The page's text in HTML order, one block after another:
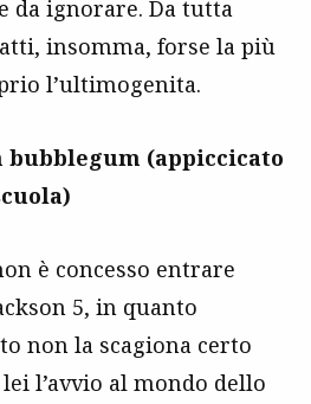
da ignorare. Da tutta
insomma, forse la più
l’ultimogenita.
bubblegum (appiccicato
è concesso entrare
5, in quanto
non la scagiona certo
l’avvio al mondo dello